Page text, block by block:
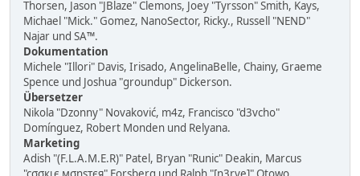
Thorsen, Jason "JBlaze" Clemons, Joey "Tyrsson" Smith, Kays,
Michael "Mick." Gomez, NanoSector, Ricky., Russell "NEND"
Najar und SA™.
Dokumentation
Michele "Illori" Davis, Irisado, AngelinaBelle, Chainy, Graeme
Spence und Joshua "groundup" Dickerson.
Übersetzer
Nikola "Dzonny" Novaković, m4z, Francisco "d3vcho"
Domínguez, Robert Monden und Relyana.
Marketing
Adish "(F.L.A.M.E.R)" Patel, Bryan "Runic" Deakin, Marcus